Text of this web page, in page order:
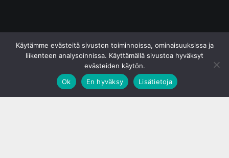
Käytämme evästeitä sivuston toiminnoissa, ominaisuuksissa ja
liikenteen analysoinnissa. Käyttämällä sivustoa hyväksyt
evästeiden käytön.
Ok
En hyväksy Lisätietoja